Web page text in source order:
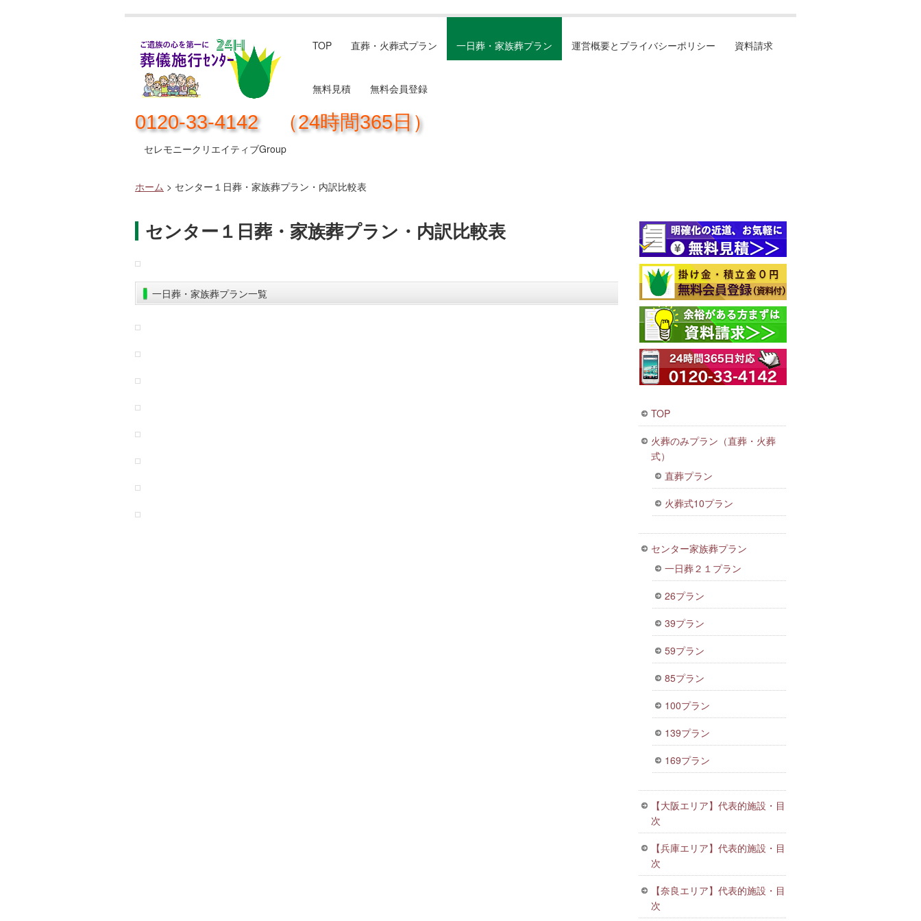
TOP 直葬・火葬式プラン 一日葬・家族葬プラン 運営概要とプライバシーポリシー 資料請求
無料見積 無料会員登録
0120-33-4142 （24時間365日）
セレモニークリエイティブGroup
ホーム > センター１日葬・家族葬プラン・内訳比較表
センター１日葬・家族葬プラン・内訳比較表
一日葬・家族葬プラン一覧
TOP
火葬のみプラン（直葬・火葬
式）
直葬プラン
火葬式10プラン
センター家族葬プラン
一日葬２１プラン
26プラン
39プラン
59プラン
85プラン
100プラン
139プラン
169プラン
【大阪エリア】代表的施設・目
次
【兵庫エリア】代表的施設・目
次
【奈良エリア】代表的施設・目
次